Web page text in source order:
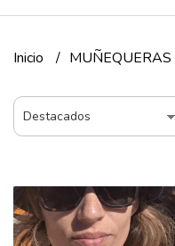
Inicio MUÑEQUERAS